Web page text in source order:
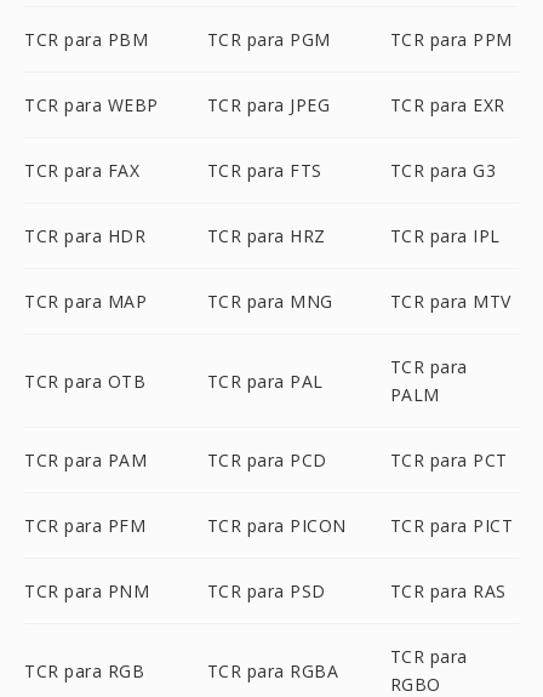
TCR para PBM TCR para PGM TCR para PPM
TCR para WEBP TCR para JPEG TCR para EXR
TCR para FAX TCR para FTS TCR para G3
TCR para HDR TCR para HRZ TCR para IPL
TCR para MAP TCR para MNG TCR para MTV
TCR para OTB TCR para PAL
TCR para
PALM
TCR para PAM TCR para PCD TCR para PCT
TCR para PFM TCR para PICON TCR para PICT
TCR para PNM TCR para PSD TCR para RAS
TCR para RGB TCR para RGBA
TCR para
RGBO